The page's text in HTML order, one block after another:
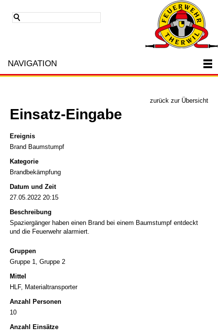
NAVIGATION
zurück zur Übersicht
Einsatz-Eingabe
Ereignis
Brand Baumstumpf
Kategorie
Brandbekämpfung
Datum und Zeit
27.05.2022 20:15
Beschreibung
Spaziergänger haben einen Brand bei einem Baumstumpf entdeckt
und die Feuerwehr alarmiert.
Gruppen
Gruppe 1, Gruppe 2
Mittel
HLF, Materialtransporter
Anzahl Personen
10
Anzahl Einsätze